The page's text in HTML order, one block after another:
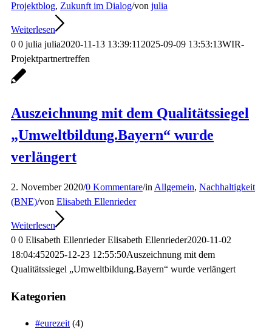
Projektblog, Zukunft im Dialog/von julia
Weiterlesen
0 0 julia julia2020-11-13 13:39:11 2025-09-09 13:53:13WIR-
Projektpartnertreffen
Auszeichnung mit dem Qualitätssiegel
„Umweltbildung.Bayern“ wurde
verlängert
2. November 2020/0 Kommentare/in Allgemein, Nachhaltigkeit
(BNE)/von Elisabeth Ellenrieder
Weiterlesen
0 0 Elisabeth Ellenrieder Elisabeth Ellenrieder2020-11-02
18:04:452025-12-23 12:55:50Auszeichnung mit dem
Qualitätssiegel „Umweltbildung.Bayern“ wurde verlängert
Kategorien
#eurezeit (4)